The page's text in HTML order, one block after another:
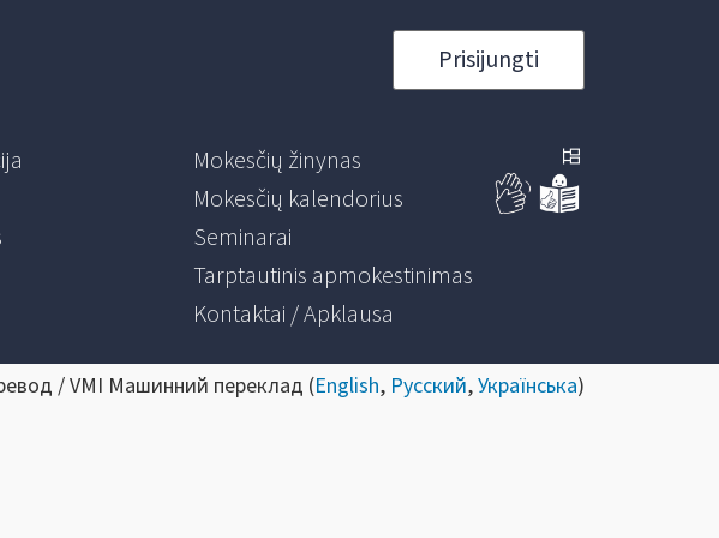
Prisijungti
Mokesčių žinynas
Mokesčių kalendorius
Seminarai
Tarptautinis apmokestinimas
Kontaktai / Apklausa
/ VMI Машинний переклад (English, Русский,Українська)